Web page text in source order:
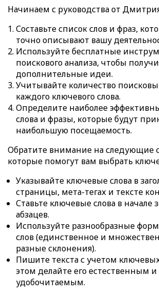
Начинаем с руководства от
Составьте список слов и фраз,
точно описывают вашу
Используйте бесплатные
поискового анализа, чтобы
дополнительные идеи.
Учитывайте количество
каждого ключевого слова.
Определите наиболее
слова и фразы, которые будут
наибольшую посещаемость.
Обратите внимание на следующие
которые помогут вам выбрать
Указывайте ключевые слова в
страницы, мета-тегах и тексте
Ставьте ключевые слова в начале
абзацев.
Используйте разнообразные
слов (единственное и
разные склонения).
Пишите текста с учетом
этом делайте его естественным и
удобочитаемым.